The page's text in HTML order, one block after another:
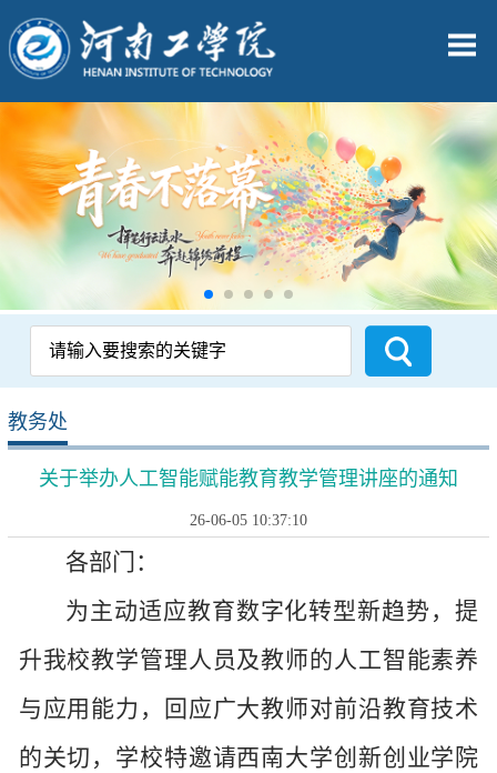
教务处
关于举办人工智能赋能教育教学管理讲座的通知
26-06-05 10:37:10
各部门：
为主动适应教育数字化转型新趋势，提
升我校教学管理人员及教师的人工智能素养
与应用能力，回应广大教师对前沿教育技术
的关切，学校特邀请西南大学创新创业学院